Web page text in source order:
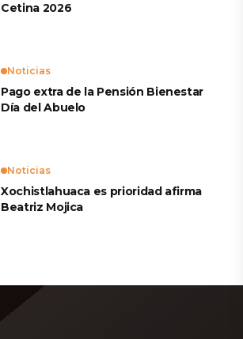
Cetina 2026
Noticias
Pago extra de la Pensión Bienestar
Día del Abuelo
Noticias
Xochistlahuaca es prioridad afirma
Beatriz Mojica